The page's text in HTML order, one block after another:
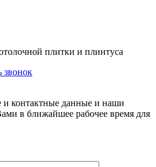
плитки и плинтуса
звонок
и контактные данные и наши
в ближайшее рабочее время для